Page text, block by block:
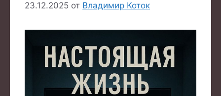
23.12.2025 от Владимир Коток